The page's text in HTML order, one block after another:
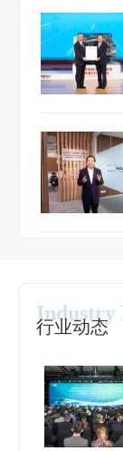
Industry
行业动态